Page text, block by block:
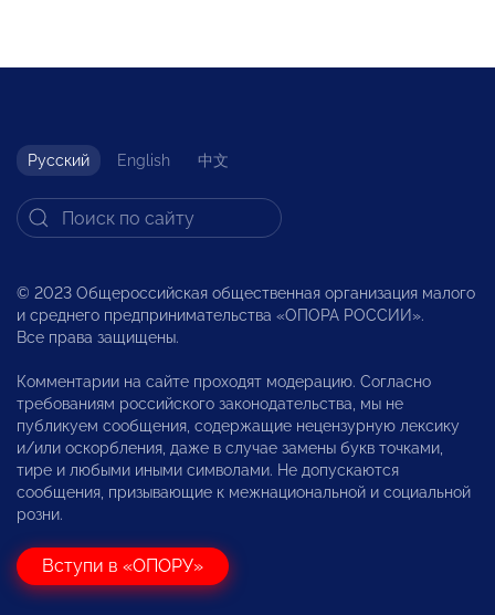
Русский English 中文
© 2023 Общероссийская общественная организация малого
и среднего предпринимательства «ОПОРА РОССИИ».
Все права защищены.
Комментарии на сайте проходят модерацию. Согласно
требованиям российского законодательства, мы не
публикуем сообщения, содержащие нецензурную лексику
и/или оскорбления, даже в случае замены букв точками,
тире и любыми иными символами. Не допускаются
сообщения, призывающие к межнациональной и социальной
розни.
Вступи в «ОПОРУ»